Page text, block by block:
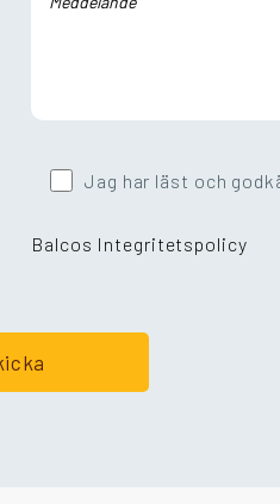
Jag har läst och
Balcos Integritetspolicy